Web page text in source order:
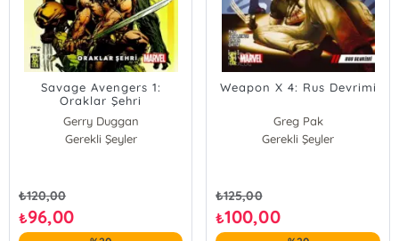
Savage Avengers 1:
Oraklar Şehri
Gerry Duggan
Gerekli Şeyler
₺120,00
₺96,00
Weapon X 4: Rus Devrimi
Greg Pak
Gerekli Şeyler
₺125,00
₺100,00